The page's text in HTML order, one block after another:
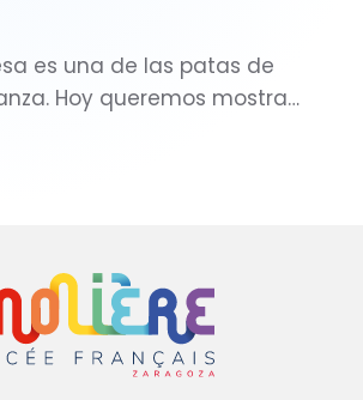
es una de las patas de
Hoy queremos mostra…